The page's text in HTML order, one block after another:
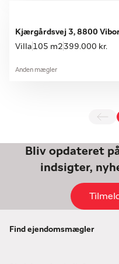
Kjærgårdsvej 3, 8800
Villa 105 m2 399.000 kr.
Anden mægler
Bliv opdateret
indsigter,
Find ejendomsmægler